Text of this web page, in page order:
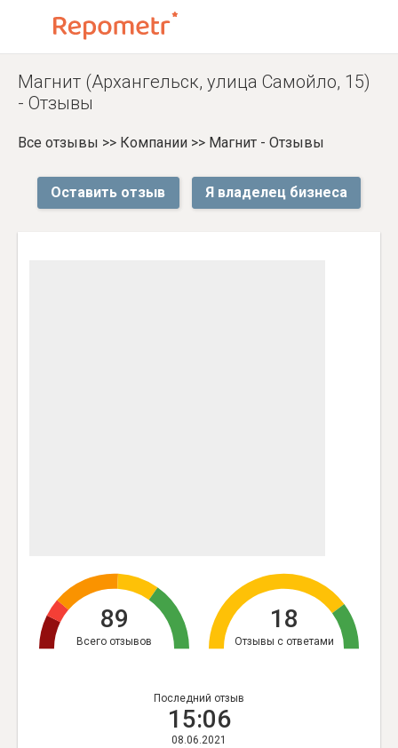
Магнит (Архангельск, улица Самойло, 15)
- Отзывы
Все отзывы >> Компании >> Магнит - Отзывы
Оставить отзыв Я владелец бизнеса
Всего отзывов
89
Отзывы с ответами
18
Последний отзыв
15:06
08.06.2021